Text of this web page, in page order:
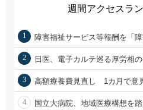
週間アクセスラ
1 障害福祉サービス等報酬を「
2 日医、電子カルテ巡る厚労相
3 高額療養費見直し 1カ月で意
4 国立大病院、地域医療構想を